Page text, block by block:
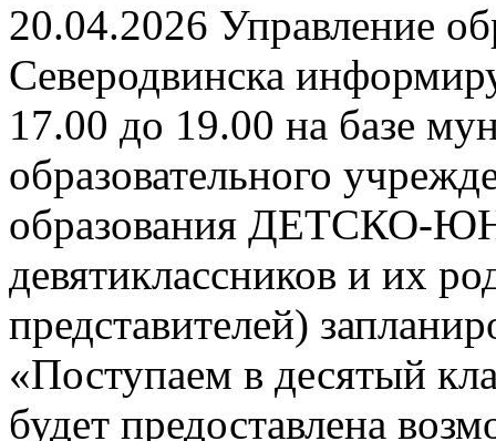
20.04.2026 Управление
Северодвинска
17.00 до 19.00 на базе
образовательного
образования
девятиклассников и их
представителей)
«Поступаем в десятый
будет предоставлена